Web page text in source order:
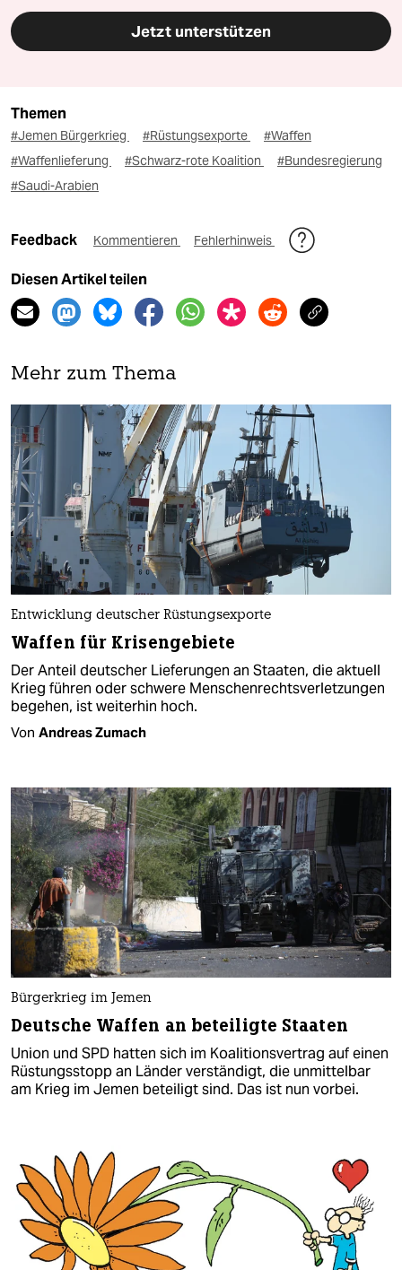
Jetzt unterstützen
Themen
#Jemen Bürgerkrieg #Rüstungsexporte
#Waffen
#Waffenlieferung
#Schwarz-rote Koalition
#Bundesregierung
#Saudi-Arabien
Feedback Kommentieren Fehlerhinweis
Diesen Artikel teilen
Mehr zum Thema
Entwicklung deutscher Rüstungsexporte
Waffen für Krisengebiete
Der Anteil deutscher Lieferungen an Staaten, die aktuell
Krieg führen oder schwere Menschenrechtsverletzungen
begehen, ist weiterhin hoch.
Von Andreas Zumach
Bürgerkrieg im Jemen
Deutsche Waffen an beteiligte Staaten
Union und SPD hatten sich im Koalitionsvertrag auf einen
Rüstungsstopp an Länder verständigt, die unmittelbar
am Krieg im Jemen beteiligt sind. Das ist nun vorbei.